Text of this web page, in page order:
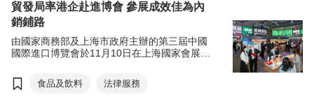
貿發局率港企赴進博會 參展成效佳為內
銷鋪路
由國家商務部及上海市政府主辦的第三屆中國
國際進口博覽會於11月10日在上海國家會展中
較去年增長20%，其中香港貿發局率領45家港
企分別參與「香港產品展區」及「香港服務業
食品及飲料 法律服務